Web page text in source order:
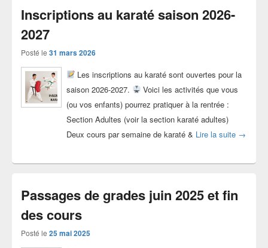
Inscriptions au karaté saison 2026-
2027
Posté le 31 mars 2026
Les inscriptions au karaté sont ouvertes pour la
saison 2026-2027.
Voici les activités que vous
(ou vos enfants) pourrez pratiquer à la rentrée :
Section Adultes (voir la section karaté adultes)
Deux cours par semaine de karaté & Lire la suite →
Passages de grades juin 2025 et fin
des cours
Posté le 25 mai 2025